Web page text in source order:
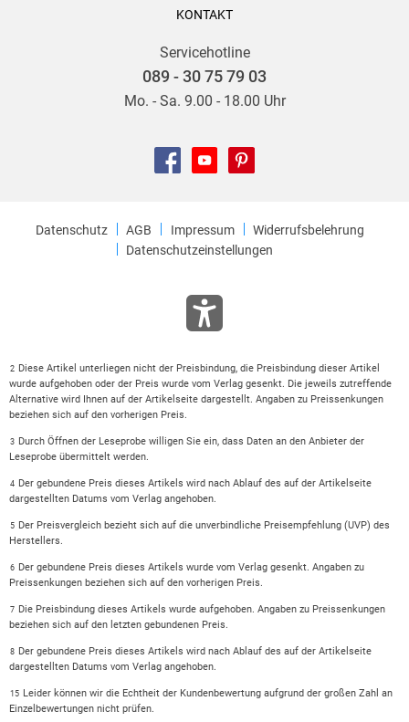
KONTAKT
Servicehotline
089 - 30 75 79 03
Mo. - Sa. 9.00 - 18.00 Uhr
Datenschutz AGB Impressum
Widerrufsbelehrung
Datenschutzeinstellungen
2
Diese Artikel unterliegen nicht der Preisbindung, die Preisbindung dieser Artikel
wurde aufgehoben oder der Preis wurde vom Verlag gesenkt. Die jeweils zutreffende
Alternative wird Ihnen auf der Artikelseite dargestellt. Angaben zu Preissenkungen
beziehen sich auf den vorherigen Preis.
3
Durch Öffnen der Leseprobe willigen Sie ein, dass Daten an den Anbieter der
Leseprobe übermittelt werden.
4
Der gebundene Preis dieses Artikels wird nach Ablauf des auf der Artikelseite
dargestellten Datums vom Verlag angehoben.
5
Der Preisvergleich bezieht sich auf die unverbindliche Preisempfehlung (UVP) des
Herstellers.
6
Der gebundene Preis dieses Artikels wurde vom Verlag gesenkt. Angaben zu
Preissenkungen beziehen sich auf den vorherigen Preis.
7
Die Preisbindung dieses Artikels wurde aufgehoben. Angaben zu Preissenkungen
beziehen sich auf den letzten gebundenen Preis.
8
Der gebundene Preis dieses Artikels wird nach Ablauf des auf der Artikelseite
dargestellten Datums vom Verlag angehoben.
15
Leider können wir die Echtheit der Kundenbewertung aufgrund der großen Zahl an
Einzelbewertungen nicht prüfen.